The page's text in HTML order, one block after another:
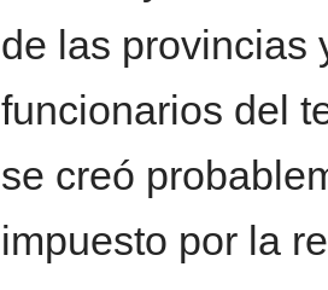
de las provincias
funcionarios del
se creó
impuesto por la